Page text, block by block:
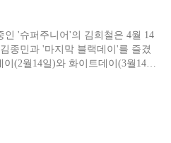
인 '슈퍼주니어'의 김희철은 4월 14
종민과 '마지막 블랙데이'를 즐겼
(2월14일)와 화이트데이(3월14